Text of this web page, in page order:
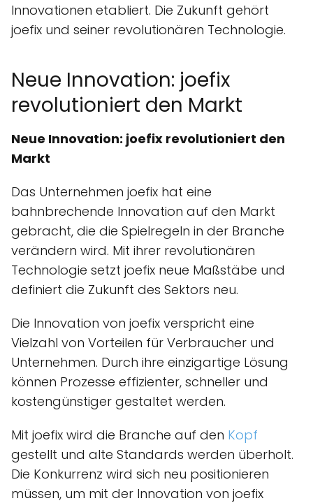
Innovationen etabliert. Die Zukunft gehört
joefix und seiner revolutionären Technologie.
Neue Innovation: joefix
revolutioniert den Markt
Neue Innovation: joefix revolutioniert den
Markt
Das Unternehmen joefix hat eine
bahnbrechende Innovation auf den Markt
gebracht, die die Spielregeln in der Branche
verändern wird. Mit ihrer revolutionären
Technologie setzt joefix neue Maßstäbe und
definiert die Zukunft des Sektors neu.
Die Innovation von joefix verspricht eine
Vielzahl von Vorteilen für Verbraucher und
Unternehmen. Durch ihre einzigartige Lösung
können Prozesse effizienter, schneller und
kostengünstiger gestaltet werden.
Mit joefix wird die Branche auf den Kopf
gestellt und alte Standards werden überholt.
Die Konkurrenz wird sich neu positionieren
müssen, um mit der Innovation von joefix